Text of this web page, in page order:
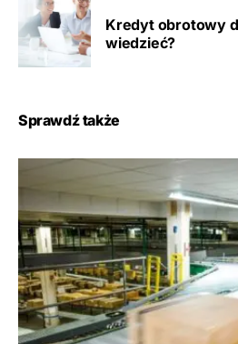
Kredyt obrotowy
wiedzieć?
Sprawdź także